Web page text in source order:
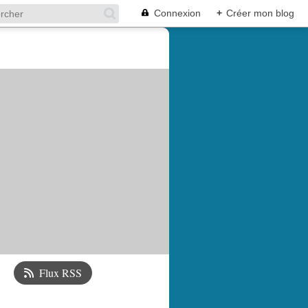
Connexion + Créer mon blog
Flux RSS